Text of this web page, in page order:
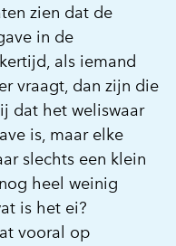
zien dat de
in de
als iemand
vraagt, dan zijn die
dat het weliswaar
is, maar elke
slechts een klein
heel weinig
is het ei?
vooral op